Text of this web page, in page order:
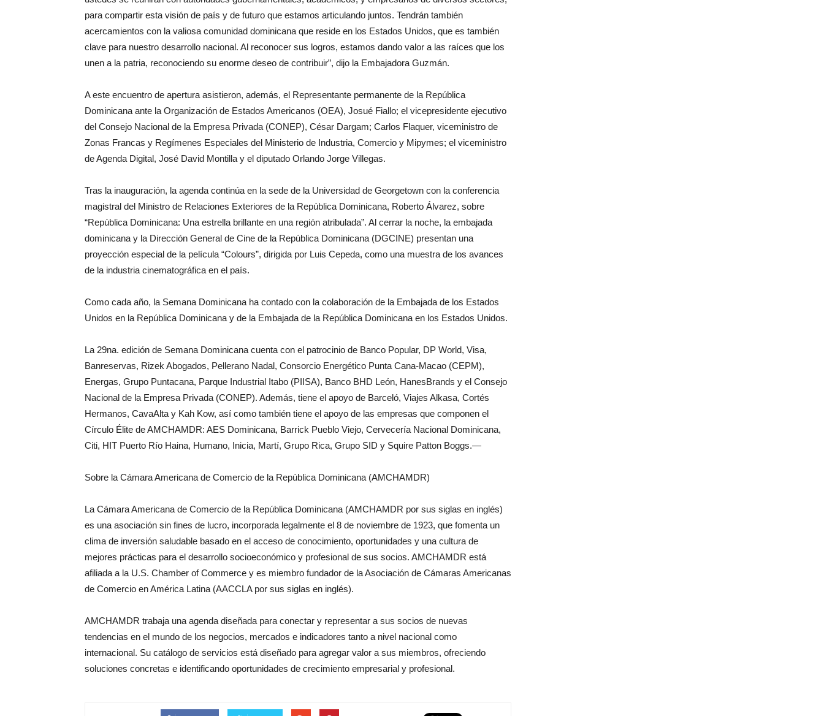
para compartir esta visión de país y de futuro que estamos articulando juntos. Tendrán también
acercamientos con la valiosa comunidad dominicana que reside en los Estados Unidos, que es también
clave para nuestro desarrollo nacional. Al reconocer sus logros, estamos dando valor a las raíces que los
unen a la patria, reconociendo su enorme deseo de contribuir”, dijo la Embajadora Guzmán.
A este encuentro de apertura asistieron, además, el Representante permanente de la República
Dominicana ante la Organización de Estados Americanos (OEA), Josué Fiallo; el vicepresidente ejecutivo
del Consejo Nacional de la Empresa Privada (CONEP), César Dargam; Carlos Flaquer, viceministro de
Zonas Francas y Regímenes Especiales del Ministerio de Industria, Comercio y Mipymes; el viceministro
de Agenda Digital, José David Montilla y el diputado Orlando Jorge Villegas.
Tras la inauguración, la agenda continúa en la sede de la Universidad de Georgetown con la conferencia
magistral del Ministro de Relaciones Exteriores de la República Dominicana, Roberto Álvarez, sobre
“República Dominicana: Una estrella brillante en una región atribulada”. Al cerrar la noche, la embajada
dominicana y la Dirección General de Cine de la República Dominicana (DGCINE) presentan una
proyección especial de la película “Colours”, dirigida por Luis Cepeda, como una muestra de los avances
de la industria cinematográfica en el país.
Como cada año, la Semana Dominicana ha contado con la colaboración de la Embajada de los Estados
Unidos en la República Dominicana y de la Embajada de la República Dominicana en los Estados Unidos.
La 29na. edición de Semana Dominicana cuenta con el patrocinio de Banco Popular, DP World, Visa,
Banreservas, Rizek Abogados, Pellerano Nadal, Consorcio Energético Punta Cana-Macao (CEPM),
Energas, Grupo Puntacana, Parque Industrial Itabo (PIISA), Banco BHD León, HanesBrands y el Consejo
Nacional de la Empresa Privada (CONEP). Además, tiene el apoyo de Barceló, Viajes Alkasa, Cortés
Hermanos, CavaAlta y Kah Kow, así como también tiene el apoyo de las empresas que componen el
Círculo Élite de AMCHAMDR: AES Dominicana, Barrick Pueblo Viejo, Cervecería Nacional Dominicana,
Citi, HIT Puerto Río Haina, Humano, Inicia, Martí, Grupo Rica, Grupo SID y Squire Patton Boggs.—
Sobre la Cámara Americana de Comercio de la República Dominicana (AMCHAMDR)
La Cámara Americana de Comercio de la República Dominicana (AMCHAMDR por sus siglas en inglés)
es una asociación sin fines de lucro, incorporada legalmente el 8 de noviembre de 1923, que fomenta un
clima de inversión saludable basado en el acceso de conocimiento, oportunidades y una cultura de
mejores prácticas para el desarrollo socioeconómico y profesional de sus socios. AMCHAMDR está
afiliada a la U.S. Chamber of Commerce y es miembro fundador de la Asociación de Cámaras Americanas
de Comercio en América Latina (AACCLA por sus siglas en inglés).
AMCHAMDR trabaja una agenda diseñada para conectar y representar a sus socios de nuevas
tendencias en el mundo de los negocios, mercados e indicadores tanto a nivel nacional como
internacional. Su catálogo de servicios está diseñado para agregar valor a sus miembros, ofreciendo
soluciones concretas e identificando oportunidades de crecimiento empresarial y profesional.